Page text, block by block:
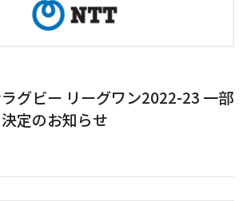
グビー リーグワン2022-23 一部
定のお知らせ